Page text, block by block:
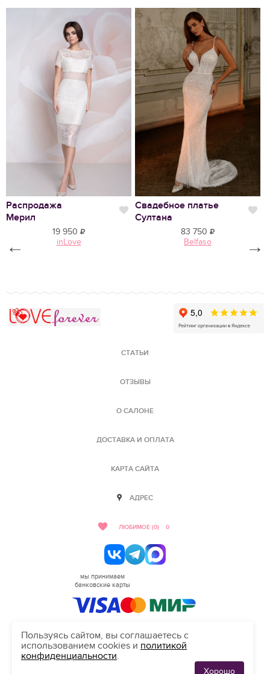
Распродажа
Мерил
Нравится
19 950
inLove
Свадебное платье
Султана
83 750
Belfaso
← →
СТАТЬИ
ОТЗЫВЫ
О САЛОНЕ
ДОСТАВКА И ОПЛАТА
КАРТА САЙТА
АДРЕС
ЛЮБИМОЕ (0) 0
мы принимаем
банковские карты
HELLO@SALON-LOVE.RU
Пользуясь сайтом, вы соглашаетесь с
использованием cookies и политикой
конфиденциальности.
Хорошо